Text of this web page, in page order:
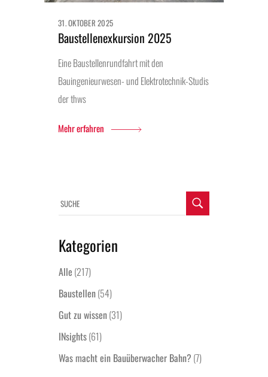
31. OKTOBER 2025
Baustellenexkursion 2025
Eine Baustellenrundfahrt mit den
Bauingenieurwesen- und Elektrotechnik-Studis
der thws
Mehr erfahren
Kategorien
Alle (217)
Baustellen(54)
Gut zu wissen(31)
INsights(61)
Was macht ein Bauüberwacher Bahn? (7)